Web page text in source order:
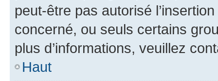
peut-être pas autorisé
concerné, ou seuls certains
plus d’informations, veuillez
Haut